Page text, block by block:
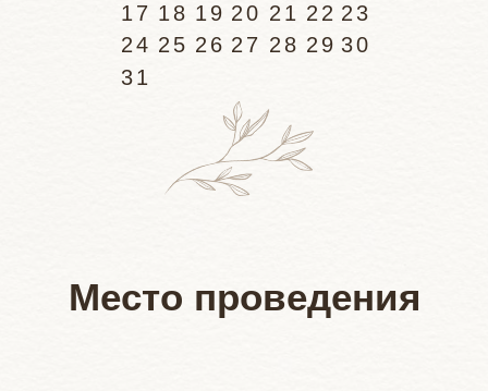
31
20
19
17
22
21
27
24
23
29
28 30
25
18
26
Место проведения